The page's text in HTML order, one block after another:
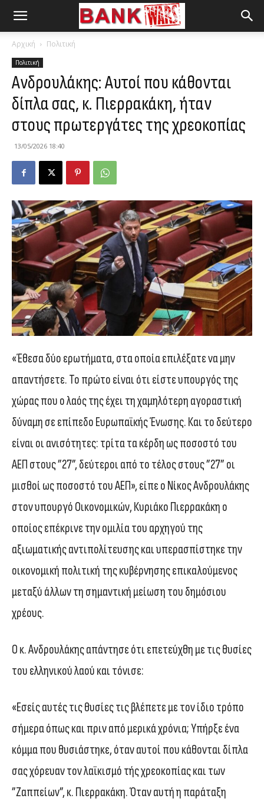
Αρχική Πολιτική
Πολιτική
Ανδρουλάκης: Αυτοί που κάθονται
δίπλα σας, κ. Πιερρακάκη, ήταν
στους πρωτεργάτες της χρεοκοπίας
13/05/2026 18:40
«Έθεσα δύο ερωτήματα, στα οποία επιλέξατε να μην
απαντήσετε. Το πρώτο είναι ότι είστε υπουργός της
χώρας που ο λαός της έχει τη χαμηλότερη αγοραστική
δύναμη σε επίπεδο Ευρωπαϊκής Ένωσης. Και το δεύτερο
είναι οι ανισότητες: τρίτα τα κέρδη ως ποσοστό του
ΑΕΠ στους ”27”, δεύτεροι από το τέλος στους ”27” οι
μισθοί ως ποσοστό του ΑΕΠ», είπε ο Νίκος Ανδρουλάκης
στον υπουργό Οικονομικών, Κυριάκο Πιερρακάκη ο
οποίος επέκρινε την ομιλία του αρχηγού της
αξιωματικής αντιπολίτευσης και υπερασπίστηκε την
οικονομική πολιτική της κυβέρνησης επικαλούμενος
μεταξύ άλλων τη σημαντική μείωση του δημόσιου
χρέους.
Ο κ. Ανδρουλάκης απάντησε ότι επετεύχθη με τις θυσίες
του ελληνικού λαού και τόνισε:
«Εσείς αυτές τις θυσίες τις βλέπετε με τον ίδιο τρόπο
σήμερα όπως και πριν από μερικά χρόνια; Υπήρξε ένα
κόμμα που θυσιάστηκε, όταν αυτοί που κάθονται δίπλα
σας χόρευαν τον λαϊκισμό τής χρεοκοπίας και των
”Ζαππείων”, κ. Πιερρακάκη. Όταν αυτή η παράταξη